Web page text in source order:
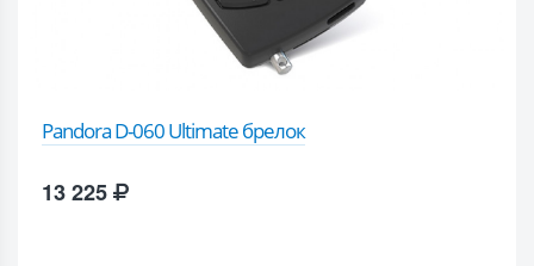
Pandora D-060 Ultimate брелок
13 225